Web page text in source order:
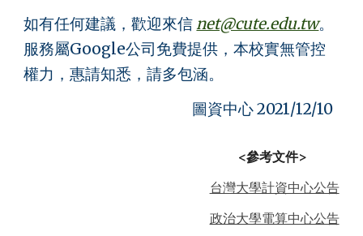
如有任何建議，歡迎來信net@cute.edu.tw。
服務屬Google公司免費提供，本校實無管控
權力，惠請知悉，請多包涵。
圖資中心 2021/12/10
<參考文件>
台灣大學計資中心公告
政治大學電算中心公告